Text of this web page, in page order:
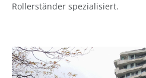
Rollerständer spezialisiert.